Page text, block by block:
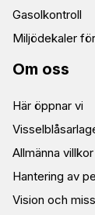
Gasolkontroll
Miljödekaler
Om oss
Här öppnar vi
Allmänna villkor
Hantering av
Vision och